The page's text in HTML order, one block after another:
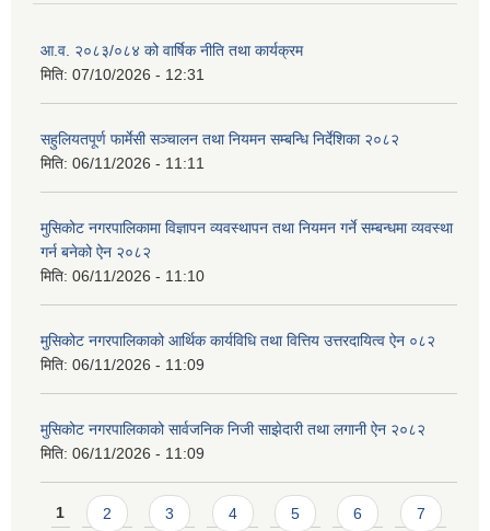
आ.व. २०८३/०८४ को वार्षिक नीति तथा कार्यक्रम
मिति: 07/10/2026 - 12:31
सहुलियतपूर्ण फार्मेसी सञ्चालन तथा नियमन सम्बन्धि निर्देशिका २०८२
मिति: 06/11/2026 - 11:11
मुसिकोट नगरपालिकामा विज्ञापन व्यवस्थापन तथा नियमन गर्ने सम्बन्धमा व्यवस्था
गर्न बनेको ऐन २०८२
मिति: 06/11/2026 - 11:10
मुसिकोट नगरपालिकाको आर्थिक कार्यविधि तथा वित्तिय उत्तरदायित्व ऐन ०८२
मिति: 06/11/2026 - 11:09
मुसिकोट नगरपालिकाको सार्वजनिक निजी साझेदारी तथा लगानी ऐन २०८२
मिति: 06/11/2026 - 11:09
Pages
1 2 3 4 5 6 7